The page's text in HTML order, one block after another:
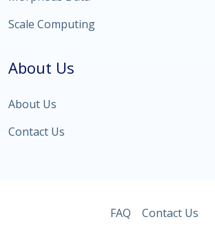
Scale Computing
About Us
About Us
Contact Us
FAQ Contact Us